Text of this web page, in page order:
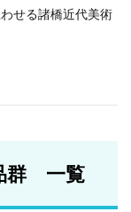
せる諸橋近代美術
群 一覧